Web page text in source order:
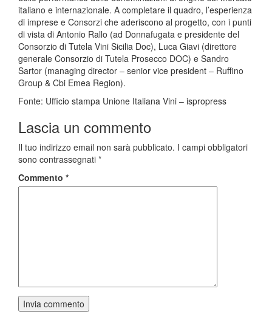
italiano e internazionale. A completare il quadro, l’esperienza
di imprese e Consorzi che aderiscono al progetto, con i punti
di vista di Antonio Rallo (ad Donnafugata e presidente del
Consorzio di Tutela Vini Sicilia Doc), Luca Giavi (direttore
generale Consorzio di Tutela Prosecco DOC) e Sandro
Sartor (managing director – senior vice president – Ruffino
Group & Cbi Emea Region).
Fonte: Ufficio stampa Unione Italiana Vini – ispropress
Lascia un commento
Il tuo indirizzo email non sarà pubblicato. I campi obbligatori
sono contrassegnati *
Commento *